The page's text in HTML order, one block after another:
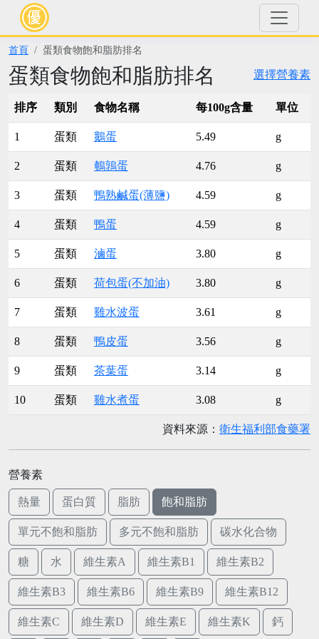
首頁 蛋類食物飽和脂肪排名
選擇營養素
蛋類食物飽和脂肪排名
排序 類別 食物名稱 每100g含量 單位
1 蛋類 鵝蛋 5.49 g
2 蛋類 鵪鶉蛋 4.76 g
3 蛋類 鴨熟鹹蛋(薄鹽) 4.59 g
4 蛋類 鴨蛋 4.59 g
5 蛋類 滷蛋 3.80 g
6 蛋類 荷包蛋(不加油) 3.80 g
7 蛋類 雞水波蛋 3.61 g
8 蛋類 鴨皮蛋 3.56 g
9 蛋類 茶葉蛋 3.14 g
10 蛋類 雞水煮蛋 3.08 g
資料來源： 衛生福利部食藥署
營養素
熱量 蛋白質 脂肪 飽和脂肪
單元不飽和脂肪 多元不飽和脂肪 碳水化合物
糖 水 維生素A 維生素B1 維生素B2
維生素B3 維生素B6 維生素B9 維生素B12
維生素C 維生素D 維生素E 維生素K 鈣